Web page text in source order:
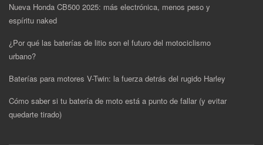
Nueva Honda CB500 2025: más electrónica, menos peso y
espíritu naked
¿Por qué las baterías de litio son el futuro del motociclismo
urbano?
Baterías para motores V-Twin: la fuerza detrás del rugido Harley
Cómo saber si tu batería de moto está a punto de fallar (y evitar
quedarte tirado)